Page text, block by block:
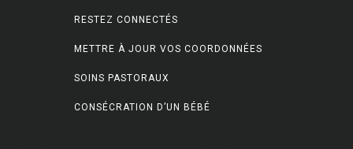
RESTEZ CONNECTÉS
METTRE À JOUR VOS COORDONNÉES
SOINS PASTORAUX
CONSÉCRATION D’UN BÉBÉ